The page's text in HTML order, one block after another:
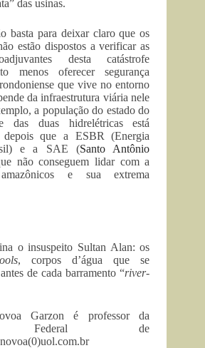
das usinas.
basta para deixar claro que os
estão dispostos a verificar as
desta catástrofe
menos oferecer segurança
que vive no entorno
da infraestrutura viária nele
a população do estado do
das duas hidrelétricas está
depois que a ESBR (Energia
e a SAE (Santo Antônio
não conseguem lidar com a
e sua extrema
o insuspeito Sultan Alan: os
, corpos d’água que se
de cada barramento “river-
Garzon é professor da
Federal de